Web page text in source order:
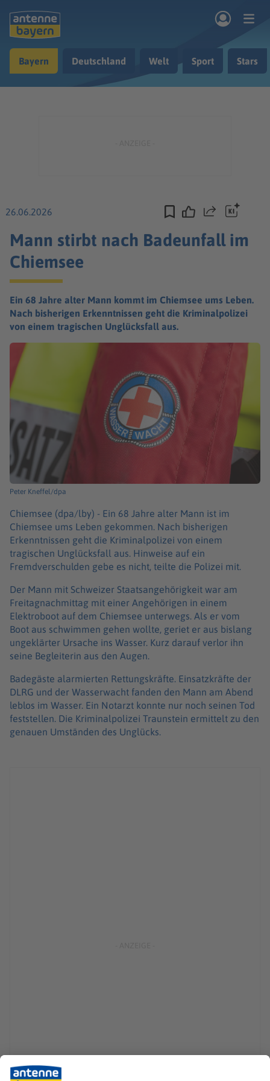
Musik & Radio
Bayern Deutschland Welt Sport Stars
26.06.2026 Teilen
Mann stirbt nach Badeunfall im
Chiemsee
Ein 68 Jahre alter Mann kommt im Chiemsee ums Leben.
Nach bisherigen Erkenntnissen geht die Kriminalpolizei
von einem tragischen Unglücksfall aus.
Peter Kneffel/dpa
Chiemsee (dpa/lby) - Ein 68 Jahre alter Mann ist im
Chiemsee ums Leben gekommen. Nach bisherigen
Erkenntnissen geht die Kriminalpolizei von einem
tragischen Unglücksfall aus. Hinweise auf ein
Fremdverschulden gebe es nicht, teilte die Polizei mit.
Der Mann mit Schweizer Staatsangehörigkeit war am
Freitagnachmittag mit einer Angehörigen in einem
Elektroboot auf dem Chiemsee unterwegs. Als er vom
Boot aus schwimmen gehen wollte, geriet er aus bislang
ungeklärter Ursache ins Wasser. Kurz darauf verlor ihn
seine Begleiterin aus den Augen.
Badegäste alarmierten Rettungskräfte. Einsatzkräfte der
DLRG und der Wasserwacht fanden den Mann am Abend
leblos im Wasser. Ein Notarzt konnte nur noch seinen Tod
feststellen. Die Kriminalpolizei Traunstein ermittelt zu den
genauen Umständen des Unglücks.